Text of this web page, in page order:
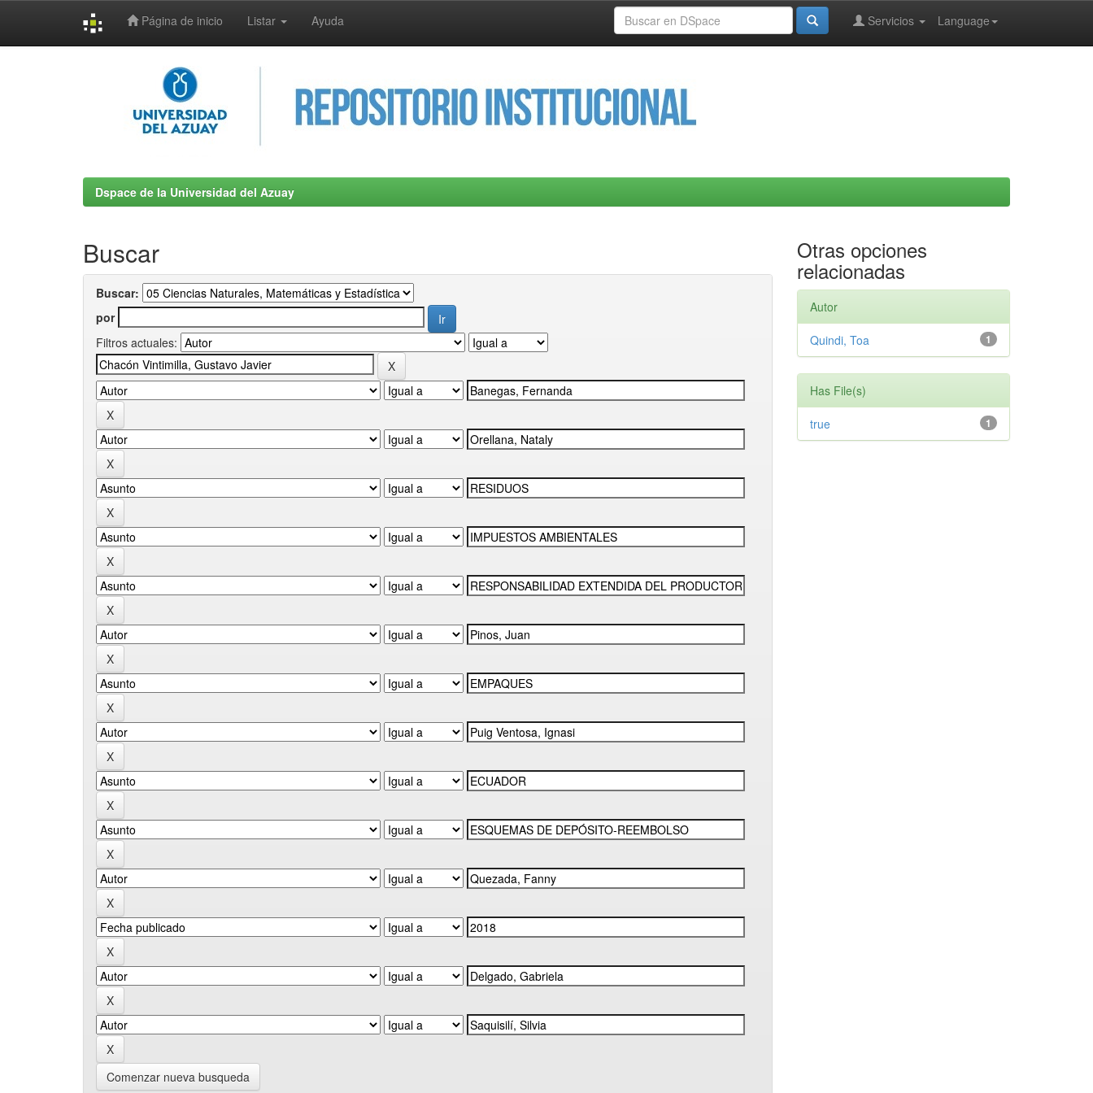
Página de inicio Listar Ayuda Language
Servicios
Dspace de la Universidad del Azuay
Buscar
Buscar:
por
Filtros actuales:
Comenzar nueva busqueda
Otras opciones
relacionadas
Autor
1
Quindi, Toa
Has File(s)
1
true